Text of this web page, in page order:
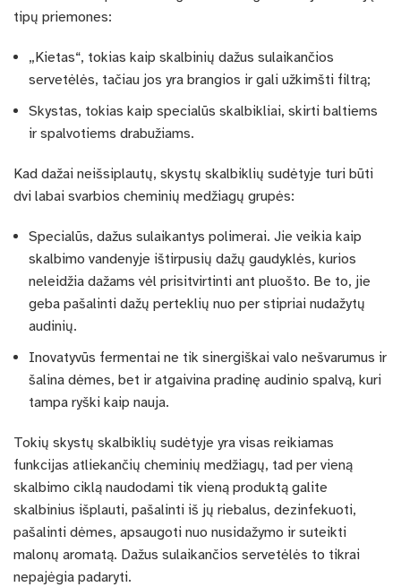
tipų priemones:
„Kietas“, tokias kaip skalbinių dažus sulaikančios
servetėlės, tačiau jos yra brangios ir gali užkimšti filtrą;
Skystas, tokias kaip specialūs skalbikliai, skirti baltiems
ir spalvotiems drabužiams.
Kad dažai neišsiplautų, skystų skalbiklių sudėtyje turi būti
dvi labai svarbios cheminių medžiagų grupės:
Specialūs, dažus sulaikantys polimerai. Jie veikia kaip
skalbimo vandenyje ištirpusių dažų gaudyklės, kurios
neleidžia dažams vėl prisitvirtinti ant pluošto. Be to, jie
geba pašalinti dažų perteklių nuo per stipriai nudažytų
audinių.
Inovatyvūs fermentai ne tik sinergiškai valo nešvarumus ir
šalina dėmes, bet ir atgaivina pradinę audinio spalvą, kuri
tampa ryški kaip nauja.
Tokių skystų skalbiklių sudėtyje yra visas reikiamas
funkcijas atliekančių cheminių medžiagų, tad per vieną
skalbimo ciklą naudodami tik vieną produktą galite
skalbinius išplauti, pašalinti iš jų riebalus, dezinfekuoti,
pašalinti dėmes, apsaugoti nuo nusidažymo ir suteikti
malonų aromatą. Dažus sulaikančios servetėlės to tikrai
nepajėgia padaryti.